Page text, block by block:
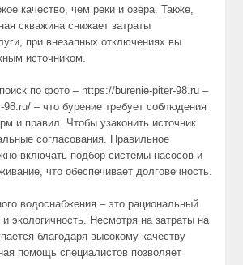
качество, чем реки и озёра. Также,
скважина снижает затраты
при внезапных отключениях вы
источником.
по фото – https://burenie-piter-98.ru –
– что бурение требует соблюдения
и правил. Чтобы узаконить источник
согласования. Правильное
включать подбор системы насосов и
что обеспечивает долговечность.
водоснабжения – это рациональный
и экологичность. Несмотря на затраты на
благодаря высокому качеству
помощь специалистов позволяет